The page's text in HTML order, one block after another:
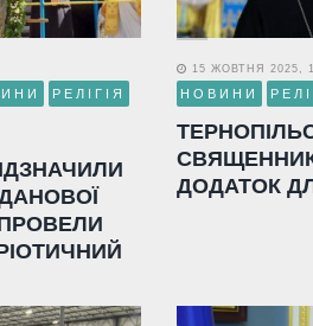
РЕЛІГІЯ
15 ЖОВТНЯ 2025,
НОВИНИ
ДОДАТОК